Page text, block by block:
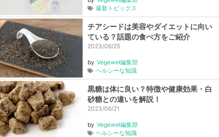
最新トピックス
チアシードは美容やダイエットに向い
ている？話題の食べ方をご紹介
2023/06/25
by Vegewel編集部
ヘルシーな知識
黒糖は体に良い？特徴や健康効果・白
砂糖との違いを解説！
2023/06/21
by Vegewel編集部
ヘルシーな知識